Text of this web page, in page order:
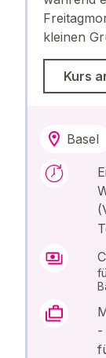
kleinen
Kurs
Basel
-